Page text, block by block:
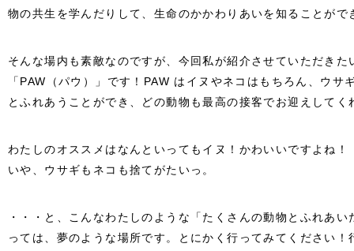
物の共生を学んだりして、生命のかかわりあいを知ることがで
そんな場内も素敵なのですが、今回私が紹介させていただき
「PAW（パウ）」です！PAW はイヌやネコはもちろん、ウサ
とふれあうことができ、どの動物も最高の接客でお迎えしてく
わたしのオススメはなんといってもイヌ！かわいいですよね！
いや、ウサギもネコも捨てがたいっ。
・・・と、こんなわたしのような「たくさんの動物とふれあ
っては、夢のような場所です。とにかく行ってみてください！